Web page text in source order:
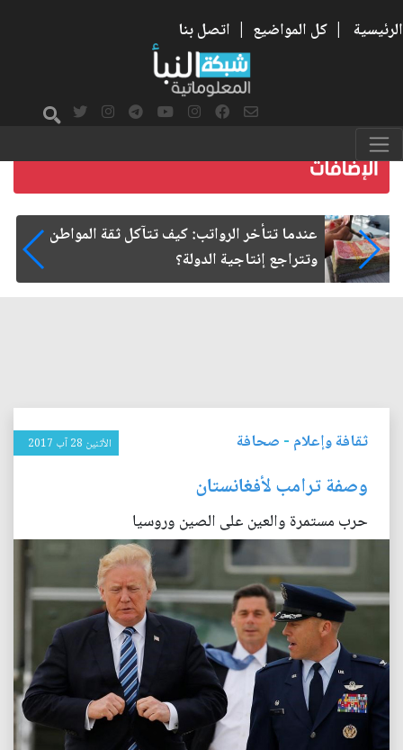
الرئيسية | كل المواضيع | اتصل بنا
صمت الطريق بعد الأربعين
ثقافة وإعلام - صحافة الأثنين 28 آب 2017
وصفة ترامب لأفغانستان
حرب مستمرة والعين على الصين وروسيا